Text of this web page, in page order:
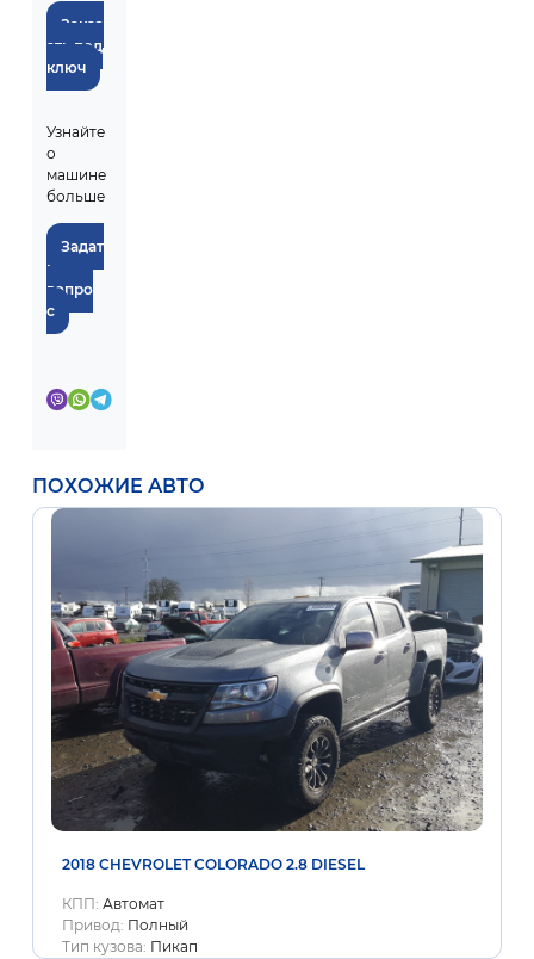
Заказ
ать под
ключ
Узнайте
о
машине
больше
Задат
ь
вопро
с
ПОХОЖИЕ АВТО
2018 CHEVROLET COLORADO 2.8 DIESEL
КПП: Автомат
Привод: Полный
Тип кузова: Пикап